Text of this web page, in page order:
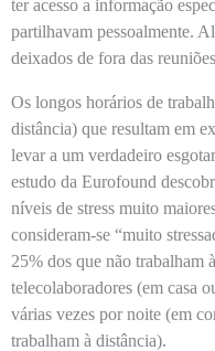
ter acesso a informação
partilhavam pessoalmente.
deixados de fora das
Os longos horários de
distância) que resultam em
levar a um verdadeiro
estudo da Eurofound
níveis de stress muito
consideram-se “muito
25% dos que não trabalham
telecolaboradores (em casa
várias vezes por noite (em
trabalham à distância).